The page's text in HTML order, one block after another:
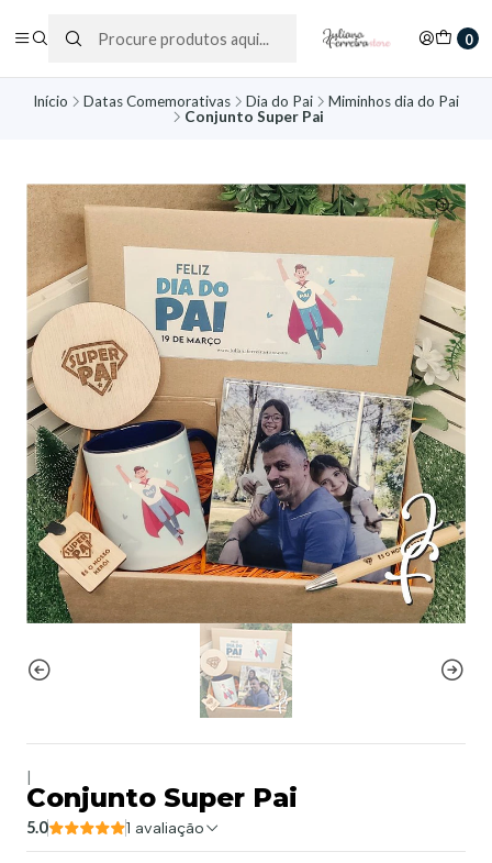
0
Início Datas Comemorativas Dia do Pai
Miminhos dia do Pai
Conjunto Super Pai
Conjunto Super Pai
5.0 1 avaliação